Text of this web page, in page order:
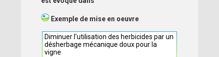
Exemple de mise en oeuvre
Diminuer l'utilisation des herbicides par un
désherbage mécanique doux pour la
vigne